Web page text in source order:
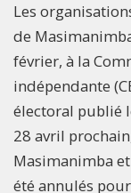
Les
de
février, à la
indépendante
électoral publié
28 avril
Masimanimba
été annulés